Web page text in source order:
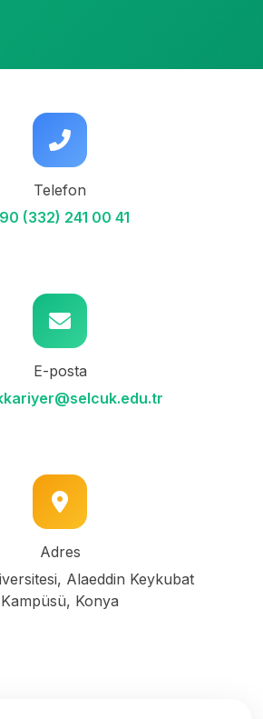
Telefon
(332) 241 00 41
E-posta
Adres
Alaeddin Keykubat
Kampüsü, Konya